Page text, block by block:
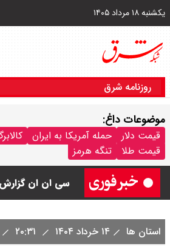
یکشنبه ۱۸ مرداد ۱۴۰۵
روزنامه شرق
موضوعات داغ:
قیمت دلار حمله آمریکا به ایران
قیمت طلا
تنگه هرمز
ورزشگاه آزادی
برتر می رسد ؟
دهد؟
استان ها ۱۴ خرداد ۱۴۰۴